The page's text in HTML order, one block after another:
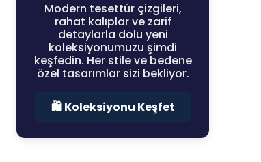
Modern tesettür çizgileri,
rahat kalıplar ve zarif
detaylarla dolu yeni
koleksiyonumuzu şimdi
keşfedin. Her stile ve bedene
özel tasarımlar sizi bekliyor.
🛍️ Koleksiyonu Keşfet